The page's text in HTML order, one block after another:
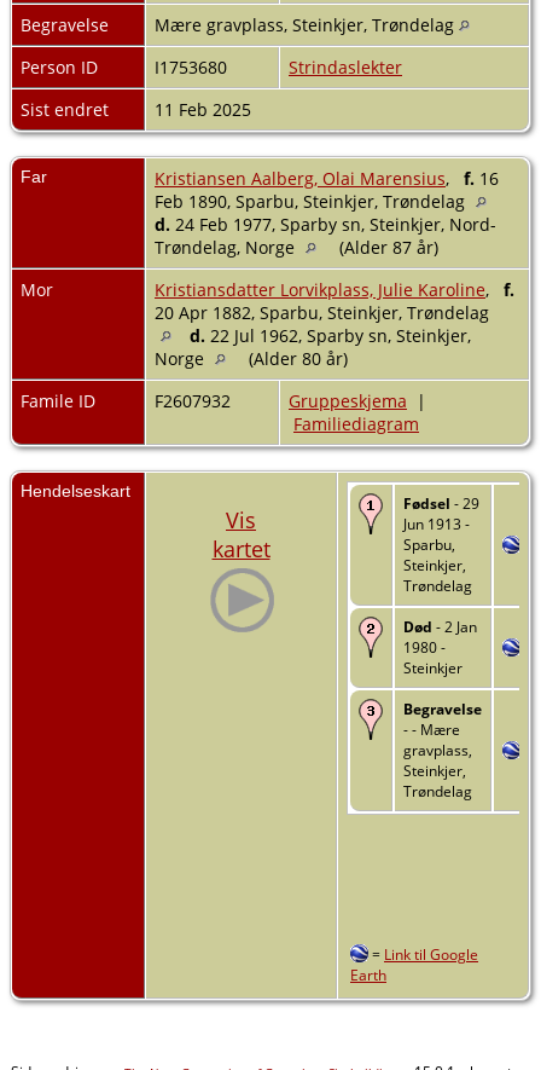
Begravelse
Mære gravplass, Steinkjer, Trøndelag
Person ID
I1753680
Strindaslekter
Sist endret
11 Feb 2025
Far Kristiansen Aalberg, Olai Marensius, f. 16
Feb 1890, Sparbu, Steinkjer, Trøndelag
d. 24 Feb 1977, Sparby sn, Steinkjer, Nord-
Trøndelag, Norge
(Alder 87 år)
Mor
Kristiansdatter Lorvikplass, Julie Karoline, f.
20 Apr 1882, Sparbu, Steinkjer, Trøndelag
d. 22 Jul 1962, Sparby sn, Steinkjer,
Norge
(Alder 80 år)
Famile ID
F2607932 Gruppeskjema |
Familiediagram
Hendelseskart
Vis
kartet
Fødsel - 29
Jun 1913 -
Sparbu,
Steinkjer,
Trøndelag
Død - 2 Jan
1980 -
Steinkjer
Begravelse
- - Mære
gravplass,
Steinkjer,
Trøndelag
= Link til Google
Earth